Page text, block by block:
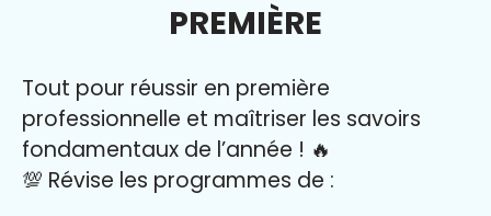
PREMIÈRE
Tout pour réussir en première
professionnelle et maîtriser les savoirs
fondamentaux de l’année ! 🔥
💯 Révise les programmes de :